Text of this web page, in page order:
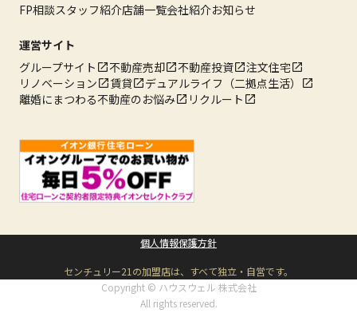
FP相談スタッフ紹介店舗一覧会社紹介お知らせ
運営サイト
グループサイト
不動産売却 不動産投資
注文住宅
リノベーション
賃貸
デュアルライフ（二拠点生活）
離婚にまつわる不動産のお悩み
リクルート
個人情報保護方針
センチュリー21の加盟店は、すべて独立・自営です。
Copyright © ハウスウェル 株式会社
All rights reserved.